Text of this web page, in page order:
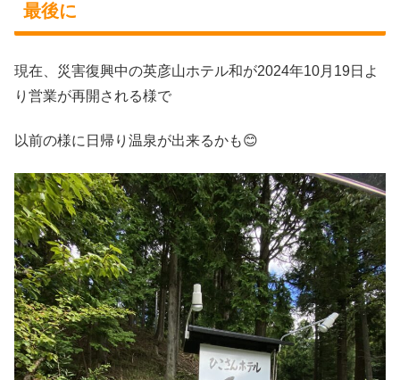
最後に
現在、災害復興中の英彦山ホテル和が2024年10月19日よ
り営業が再開される様で
以前の様に日帰り温泉が出来るかも😊